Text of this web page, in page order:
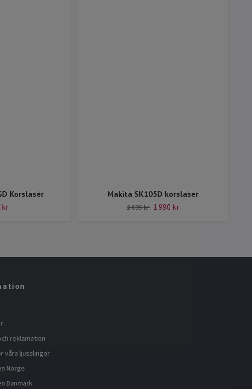
Korslaser
kr
Makita SK105D korslaser
2 099 kr 1 990 kr
reklamation
våra ljusslingor
Norge
Danmark